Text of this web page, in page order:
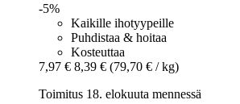
-5%
Kaikille ihotyypeille
Puhdistaa & hoitaa
Kosteuttaa
7,97 € 8,39 € (79,70 € / kg)
Toimitus 18. elokuuta mennessä